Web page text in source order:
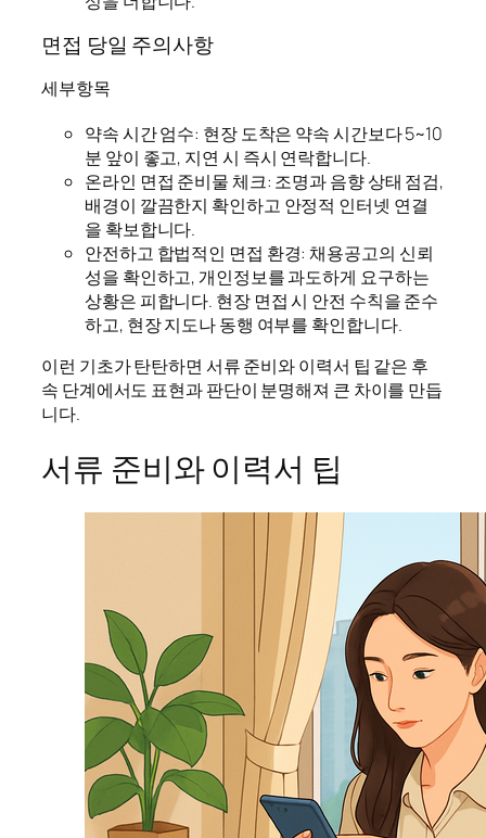
면접 당일 주의사항
세부항목
약속 시간 엄수: 현장 도착은 약속 시간보다 5~10
분 앞이 좋고, 지연 시 즉시 연락합니다.
온라인 면접 준비물 체크: 조명과 음향 상태 점검,
배경이 깔끔한지 확인하고 안정적 인터넷 연결
을 확보합니다.
안전하고 합법적인 면접 환경: 채용공고의 신뢰
성을 확인하고, 개인정보를 과도하게 요구하는
상황은 피합니다. 현장 면접 시 안전 수칙을 준수
하고, 현장 지도나 동행 여부를 확인합니다.
이런 기초가 탄탄하면 서류 준비와 이력서 팁 같은 후
속 단계에서도 표현과 판단이 분명해져 큰 차이를 만듭
니다.
서류 준비와 이력서 팁